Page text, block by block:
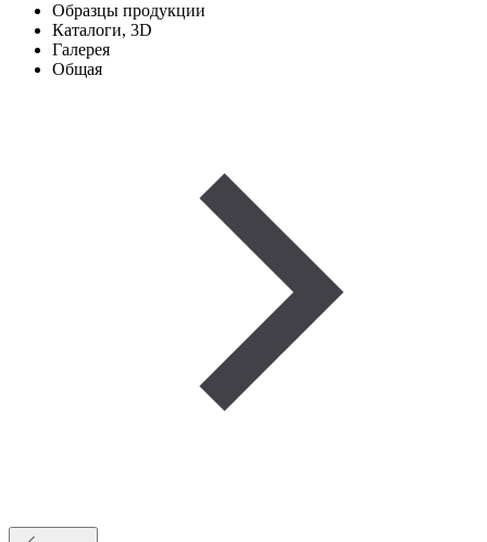
Образцы продукции
Каталоги, 3D
Галерея
Общая